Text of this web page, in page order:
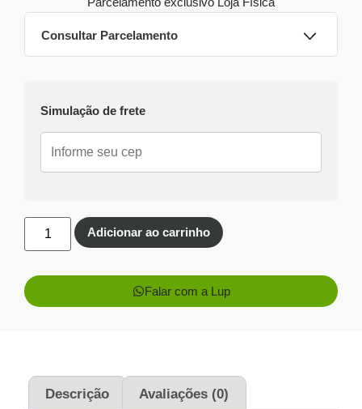
Consultar Parcelamento
Pix:R$3.102,00 Aprovação imediata
EconomizeR$198,00
Aprovação imediata
sem juros
Simulação de frete
Adicionar ao carrinho
Falar com a Lup
Descrição Avaliações (0)